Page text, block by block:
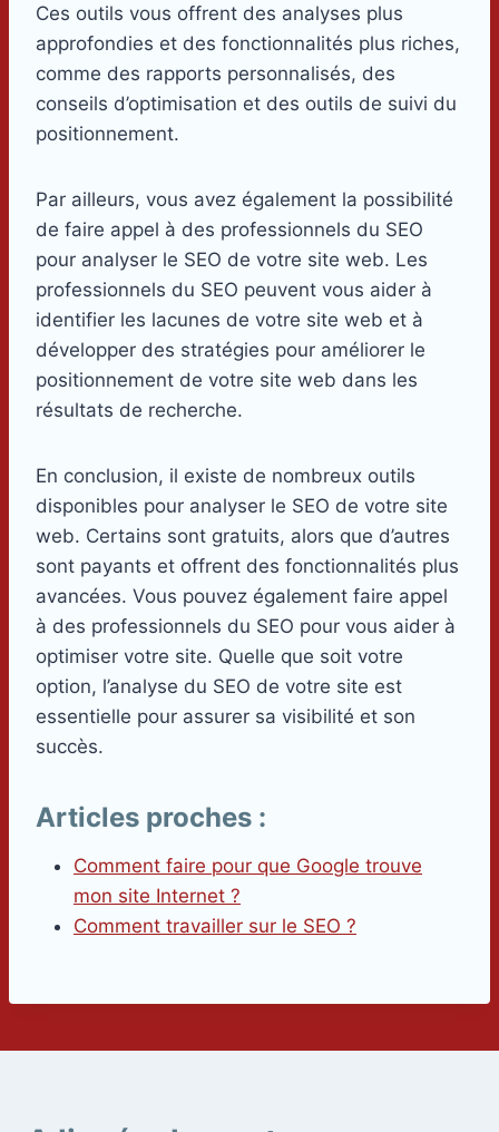
Ces outils vous offrent des analyses plus
approfondies et des fonctionnalités plus riches,
comme des rapports personnalisés, des
conseils d’optimisation et des outils de suivi du
positionnement.
Par ailleurs, vous avez également la possibilité
de faire appel à des professionnels du SEO
pour analyser le SEO de votre site web. Les
professionnels du SEO peuvent vous aider à
identifier les lacunes de votre site web et à
développer des stratégies pour améliorer le
positionnement de votre site web dans les
résultats de recherche.
En conclusion, il existe de nombreux outils
disponibles pour analyser le SEO de votre site
web. Certains sont gratuits, alors que d’autres
sont payants et offrent des fonctionnalités plus
avancées. Vous pouvez également faire appel
à des professionnels du SEO pour vous aider à
optimiser votre site. Quelle que soit votre
option, l’analyse du SEO de votre site est
essentielle pour assurer sa visibilité et son
succès.
Articles proches :
Comment faire pour que Google trouve
mon site Internet ?
Comment travailler sur le SEO ?